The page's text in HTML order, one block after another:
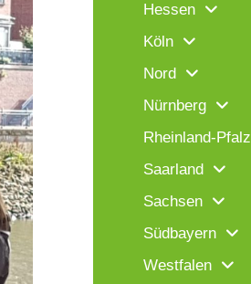
Hessen
Köln
Nord
Nürnberg
Rheinland-Pfalz
Saarland
Sachsen
Südbayern
Westfalen